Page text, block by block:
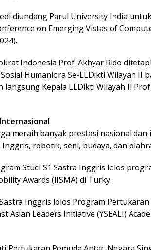
diundang Parul University India
on Emerging Vistas of
Indonesia Prof. Akhyar Rido
Humaniora Se-LLDikti Wilayah II
langsung Kepala LLDikti Wilayah II
meraih banyak prestasi nasional
robotik, seni, budaya, dan
Studi S1 Sastra Inggris lolos
Awards (IISMA) di Turky.
Inggris lolos Program
Asian Leaders Initiative (YSEALI)